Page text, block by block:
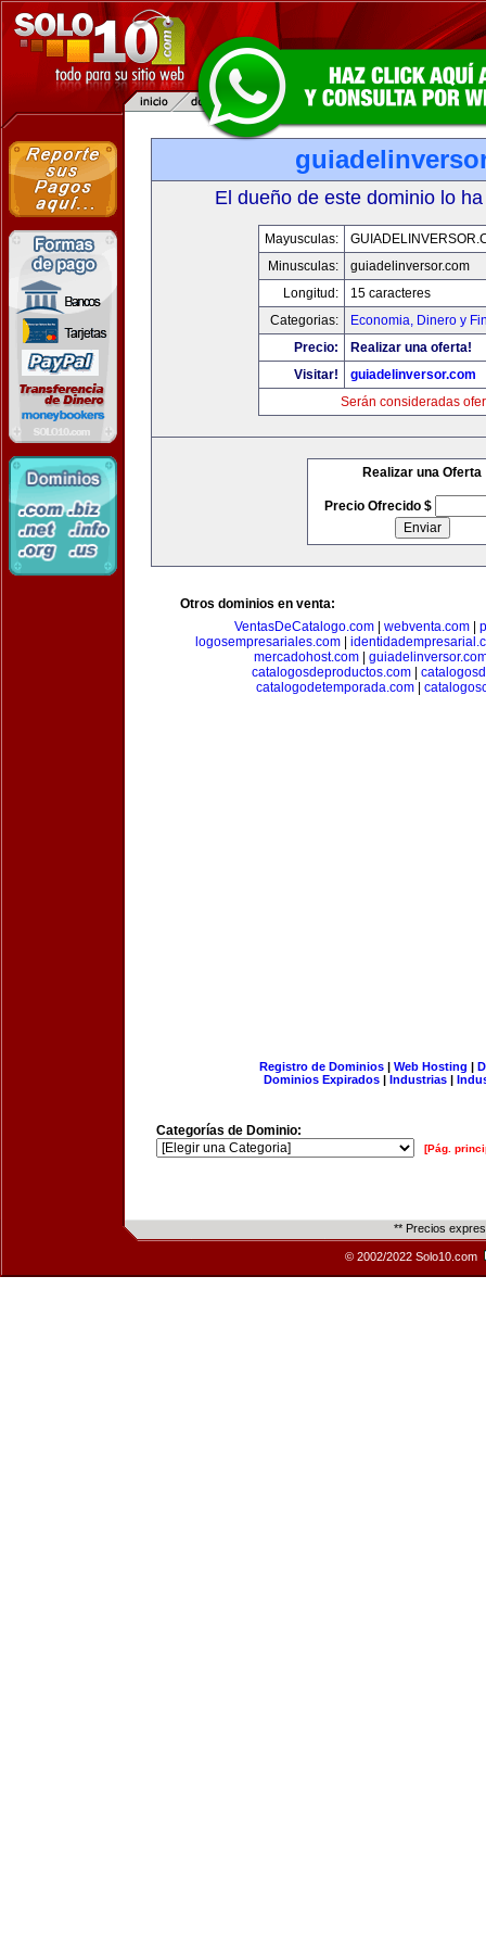
El dueño de este dominio lo
Mayusculas:
Minusculas:
guiadelinversor.com
Longitud:
15 caracteres
Categorias:
Economia, Dinero y
Precio:
Realizar una oferta!
Visitar!
guiadelinversor.com
Serán consideradas
Realizar una Oferta
Precio Ofrecido $
Otros dominios en venta:
VentasDeCatalogo.com| webventa.com|
logosempresariales.com|
mercadohost.com|
catalogosdeproductos.com
catalogodetemporada.com
Registro de Dominios| Web Hosting |
Dominios Expirados | Industrias |
Categorías de Dominio:
[Pág.
** Precios
© 2002/2022 Solo10.com